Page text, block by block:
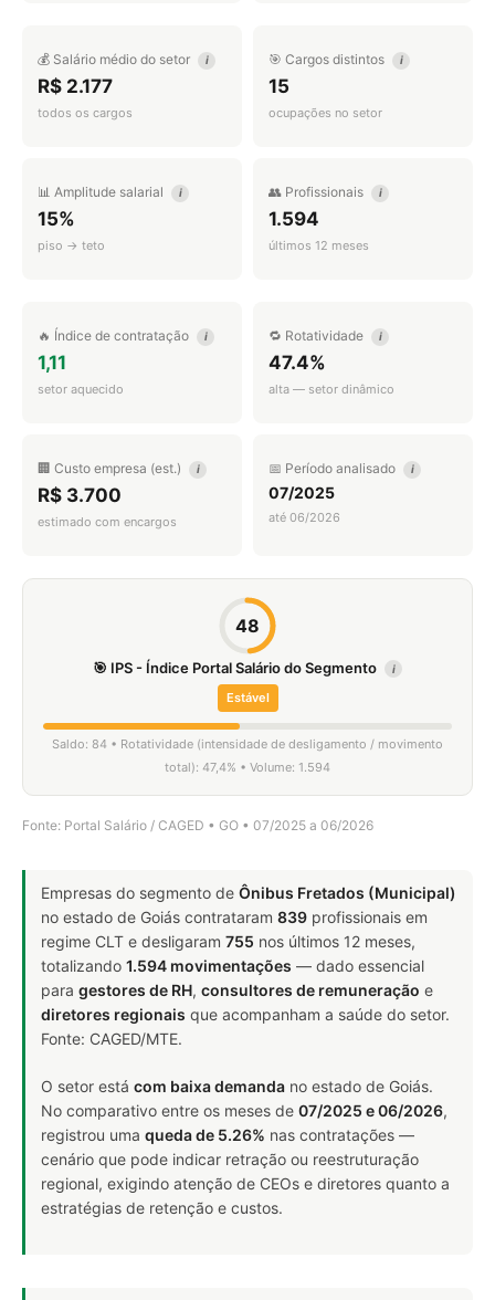
💰 Salário médio do setor i
R$ 2.177
todos os cargos
🎯 Cargos distintos i
15
ocupações no setor
📊 Amplitude salarial i
15%
piso → teto
👥 Profissionais i
1.594
últimos 12 meses
🔥 Índice de contratação i
1,11
setor aquecido
🔁 Rotatividade i
47.4%
alta — setor dinâmico
🏢 Custo empresa (est.) i
R$ 3.700
estimado com encargos
📅 Período analisado i
07/2025
até 06/2026
48
🎯 IPS - Índice Portal Salário do Segmento i
Estável
Saldo: 84 • Rotatividade (intensidade de desligamento / movimento
total): 47,4% • Volume: 1.594
Fonte: Portal Salário / CAGED • GO • 07/2025 a 06/2026
Empresas do segmento de Ônibus Fretados (Municipal)
no estado de Goiás contrataram 839 profissionais em
regime CLT e desligaram 755 nos últimos 12 meses,
totalizando 1.594 movimentações — dado essencial
para gestores de RH, consultores de remuneração e
diretores regionais que acompanham a saúde do setor.
Fonte: CAGED/MTE.
O setor está com baixa demanda no estado de Goiás.
No comparativo entre os meses de 07/2025 e 06/2026,
registrou uma queda de 5.26% nas contratações —
cenário que pode indicar retração ou reestruturação
regional, exigindo atenção de CEOs e diretores quanto a
estratégias de retenção e custos.